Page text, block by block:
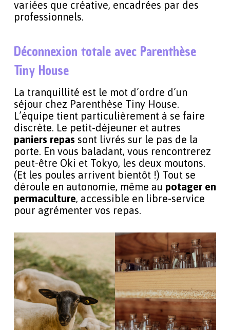
variées que créative, encadrées par des
professionnels.
Déconnexion totale avec Parenthèse
Tiny House
La tranquillité est le mot d’ordre d’un
séjour chez Parenthèse Tiny House.
L’équipe tient particulièrement à se faire
discrète. Le petit-déjeuner et autres
paniers repas sont livrés sur le pas de la
porte. En vous baladant, vous rencontrerez
peut-être Oki et Tokyo, les deux moutons.
(Et les poules arrivent bientôt !) Tout se
déroule en autonomie, même au potager en
permaculture, accessible en libre-service
pour agrémenter vos repas.